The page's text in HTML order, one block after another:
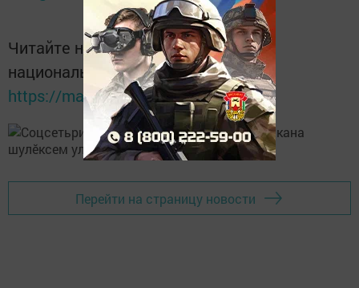
Читайте новости Татарстана в
национальном мессенджере MАХ:
https://max.ru/tatmedia
Перейти на страницу новости